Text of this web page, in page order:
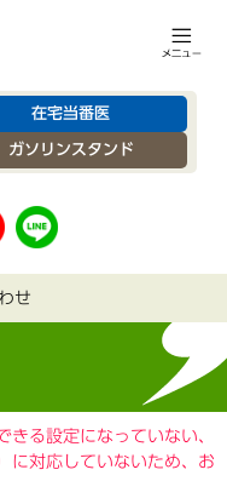
在宅当番医
ガソリンスタンド
せ
る設定になっていない、
に対応していないため、お